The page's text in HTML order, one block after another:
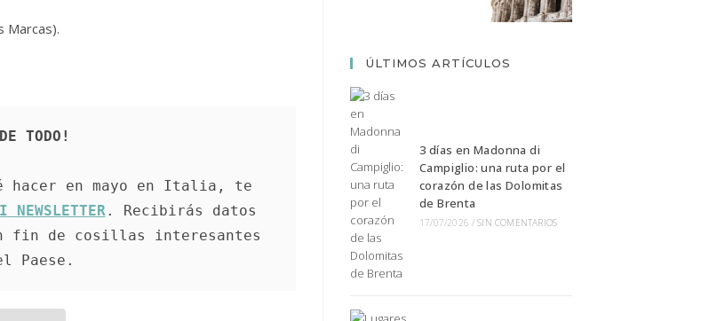
Marcas).
TODO!
hacer en mayo en Italia, te
NEWSLETTER . Recibirás datos
fin de cosillas interesantes
Paese.
ÚLTIMOS ARTÍCULOS
3 días en Madonna di
Campiglio: una ruta por el
corazón de las Dolomitas
de Brenta
17/07/2026 / SIN COMENTARIOS